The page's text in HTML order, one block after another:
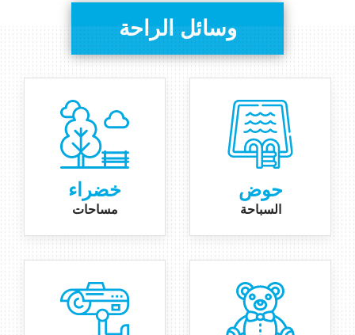
وسائل الراحة
خضراء
مساحات
حوض
السباحة